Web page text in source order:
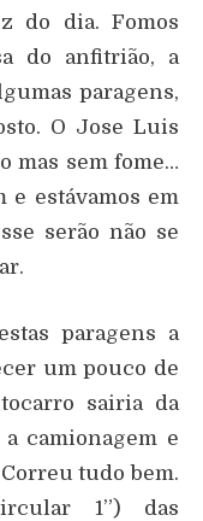
do dia. Fomos
do anfitrião, a
paragens,
O Jose Luis
mas sem fome…
e estávamos em
serão não se
paragens a
um pouco de
sairia da
camionagem e
tudo bem.
1”) das